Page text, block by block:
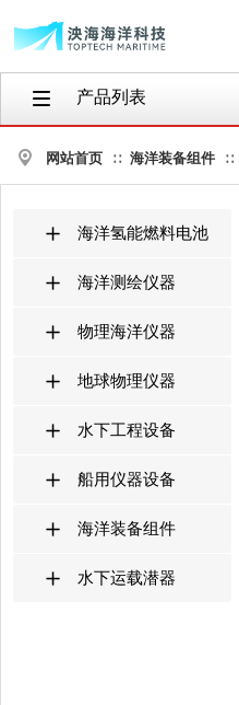
按钮文本
产品列表
网站首页 ∷ 海洋装备组件 ∷
海洋氢能燃料电池
海洋测绘仪器
物理海洋仪器
地球物理仪器
水下工程设备
船用仪器设备
海洋装备组件
水下运载潜器